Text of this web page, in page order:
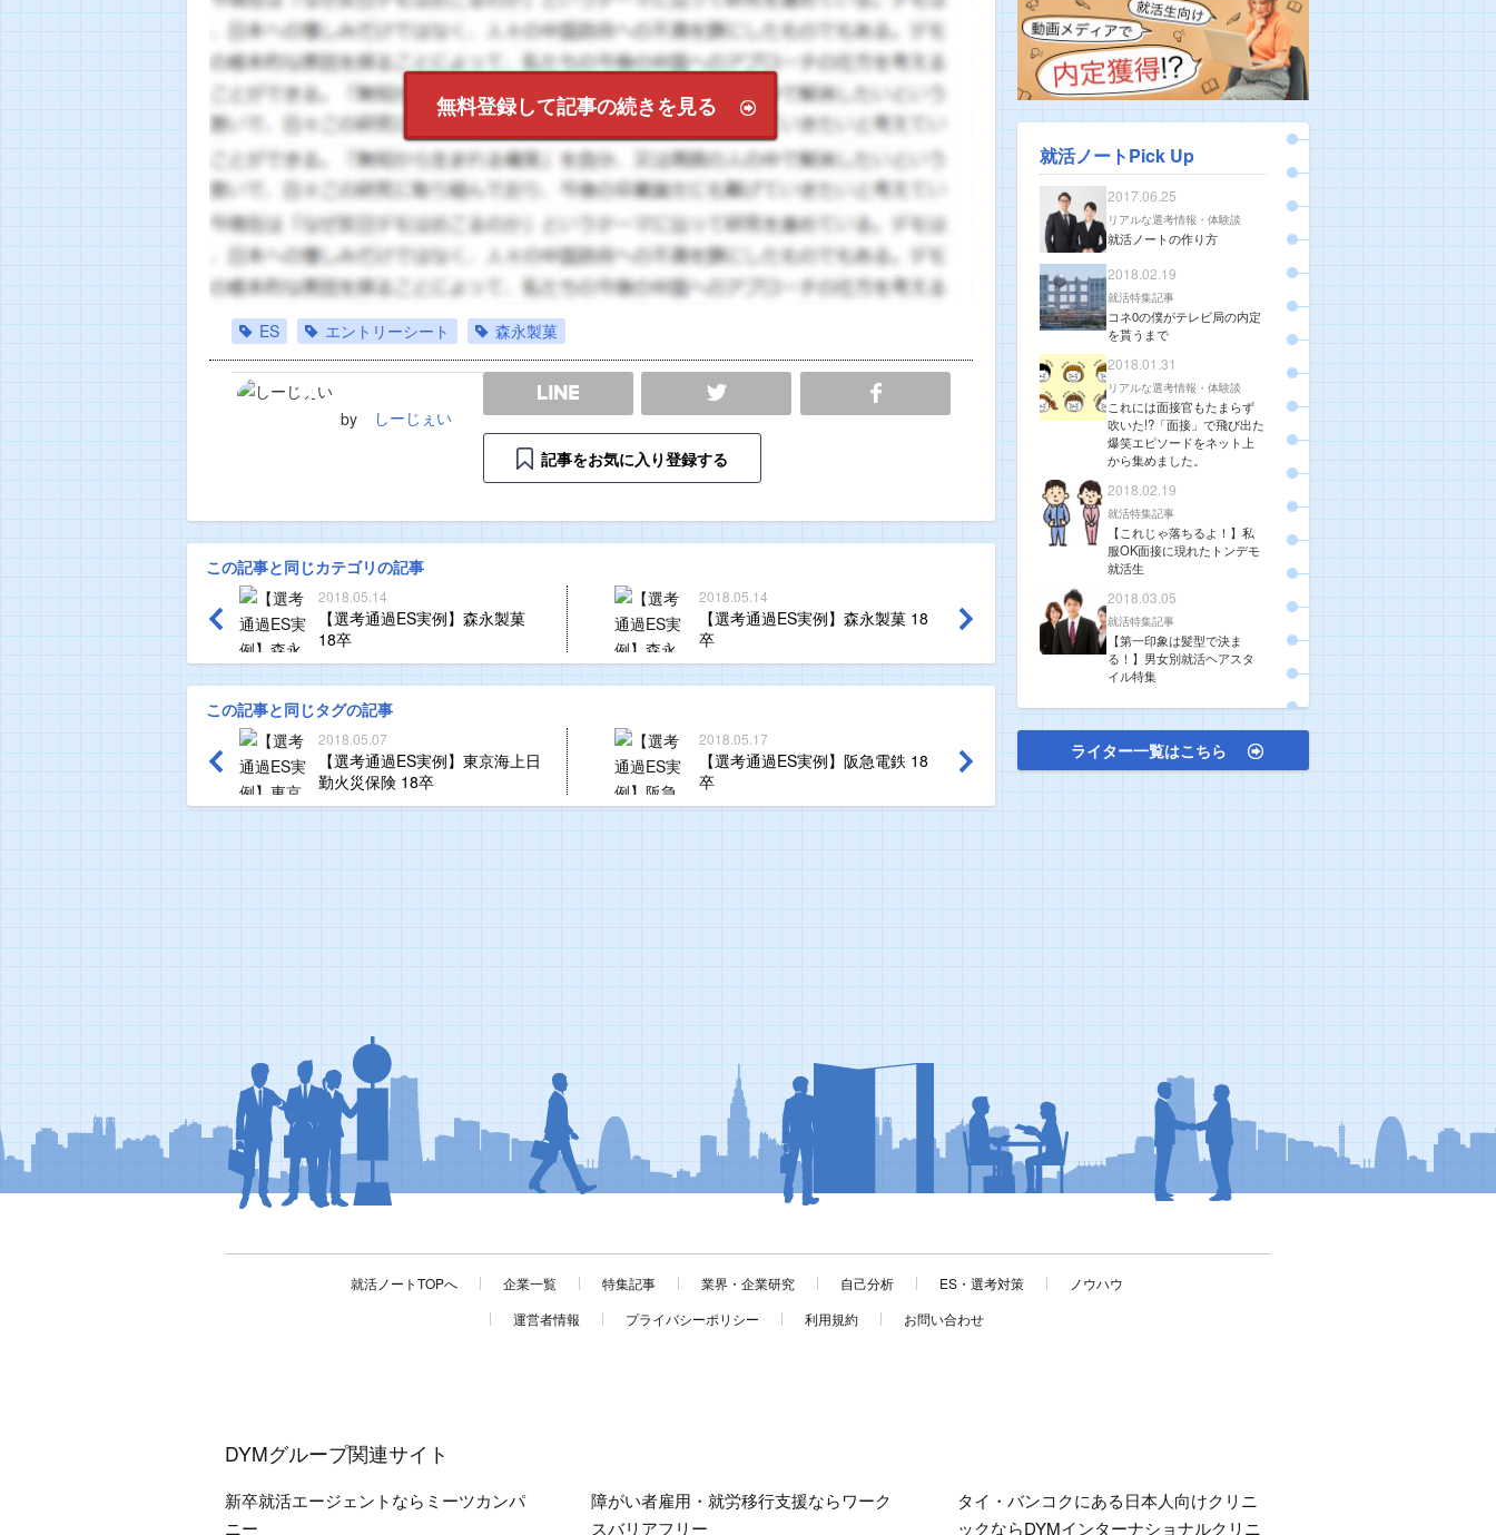
無料登録して記事の続きを見る
ES エントリーシート 森永製菓
by しーじぇい
LINE SHARE
記事をお気に入り登録する
この記事と同じカテゴリの記事
2018.05.14
【選考通過ES実例】森永製菓
18卒
2018.05.14
【選考通過ES実例】森永製菓 18
卒
この記事と同じタグの記事
2018.05.07
【選考通過ES実例】東京海上日
勤火災保険 18卒
2018.05.17
【選考通過ES実例】阪急電鉄 18
卒
就活ノートPick Up
2017.06.25
リアルな選考情報・体験談
就活ノートの作り方
2018.02.19
就活特集記事
コネ0の僕がテレビ局の内定
を貰うまで
2018.01.31
リアルな選考情報・体験談
これには面接官もたまらず
吹いた!?「面接」で飛び出た
爆笑エピソードをネット上
から集めました。
2018.02.19
就活特集記事
【これじゃ落ちるよ！】私
服OK面接に現れたトンデモ
就活生
2018.03.05
就活特集記事
【第一印象は髪型で決ま
る！】男女別就活ヘアスタ
イル特集
ライター一覧はこちら
就活ノートTOPへ 企業一覧 特集記事 業界・企業研究 自己分析 ES・選考対策
ノウハウ
運営者情報
プライバシーポリシー 利用規約 お問い合わせ
DYMグループ関連サイト
新卒就活エージェントならミーツカンパ
ニー
障がい者雇用・就労移行支援ならワーク
スバリアフリー
タイ・バンコクにある日本人向けクリニ
ックならDYMインターナショナルクリニ